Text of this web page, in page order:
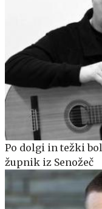
Po dolgi in težki
župnik iz Senožeč